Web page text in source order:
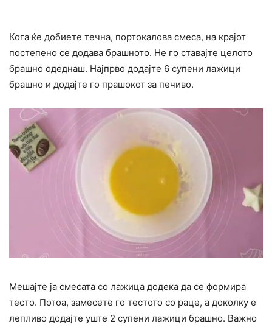
Кога ќе добиете течна, портокалова смеса, на крајот
постепено се додава брашното. Не го ставајте целото
брашно одеднаш. Најпрво додајте 6 супени лажици
брашно и додајте го прашокот за печиво.
Мешајте ја смесата со лажица додека да се формира
тесто. Потоа, замесете го тестото со раце, а доколку е
лепливо додајте уште 2 супени лажици брашно. Важно